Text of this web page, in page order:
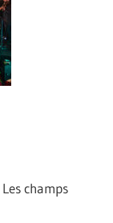
Les champs